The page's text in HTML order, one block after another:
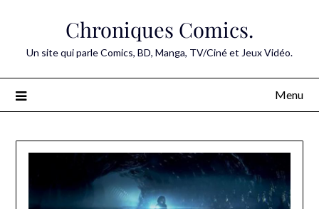
Chroniques Comics.
Un site qui parle Comics, BD, Manga, TV/Ciné et Jeux Vidéo.
Menu